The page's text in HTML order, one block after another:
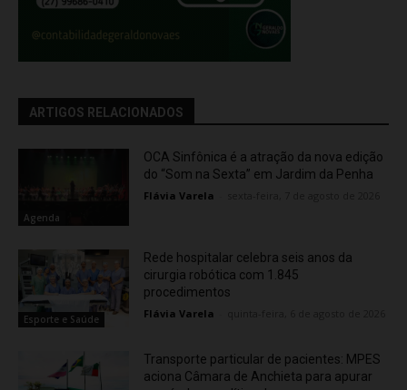
ARTIGOS RELACIONADOS
Agenda
OCA Sinfônica é a atração da nova edição
do “Som na Sexta” em Jardim da Penha
Flávia Varela
Esporte e Saúde
Rede hospitalar celebra seis anos da
cirurgia robótica com 1.845
procedimentos
Flávia Varela
Transporte particular de pacientes: MPES
aciona Câmara de Anchieta para apurar